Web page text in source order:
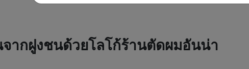
จากฝูงชนด้วยโลโก้ร้านตัดผมอันน่า